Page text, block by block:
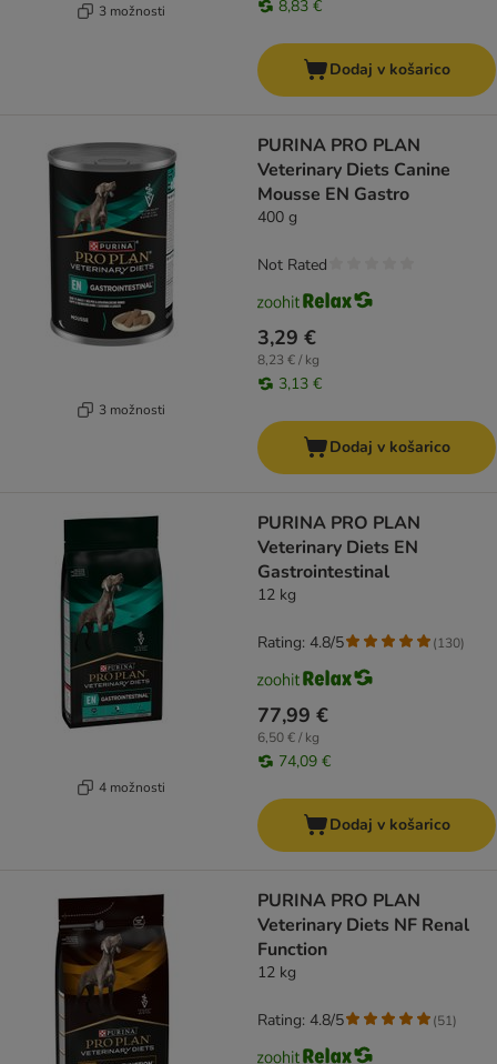
3 možnosti 8,83 €
Dodaj v košarico
3 možnosti
PURINA PRO PLAN
Veterinary Diets Canine
Mousse EN Gastro
400 g
3,29 €
8,23 € / kg
3,13 €
Not Rated
Dodaj v košarico
4 možnosti
PURINA PRO PLAN
Veterinary Diets EN
Gastrointestinal
12 kg
77,99 €
6,50 € / kg
74,09 €
Rating: 4.8/5 (130)
Dodaj v košarico
PURINA PRO PLAN
Veterinary Diets NF Renal
Function
12 kg
Rating: 4.8/5 (51)